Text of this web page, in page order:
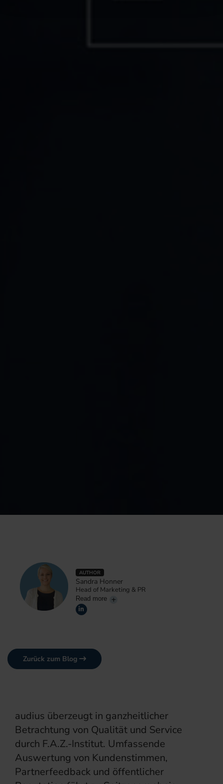
AUTHOR
Sandra Honner
Head of Marketing & PR
Read more
Zurück zum Blog
audius überzeugt in ganzheitlicher
Betrachtung von Qualität und Service
durch F.A.Z.-Institut. Umfassende
Auswertung von Kundenstimmen,
Partnerfeedback und öffentlicher